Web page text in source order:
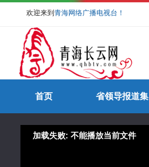
欢迎来到 青海网络广播电视台！
首页 省领导报道集
加载失败: 不能播放当前文件